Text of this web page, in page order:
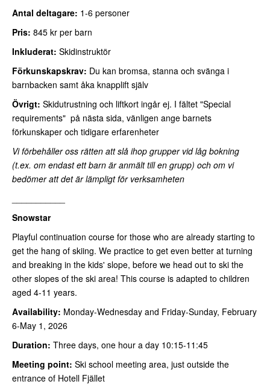
Antal deltagare: 1-6 personer
Pris: 845 kr per barn
Inkluderat: Skidinstruktör
Förkunskapskrav: Du kan bromsa, stanna och svänga i
barnbacken samt åka knapplift själv
Övrigt: Skidutrustning och liftkort ingår ej. I fältet "Special
requirements" på nästa sida, vänligen ange barnets
förkunskaper och tidigare erfarenheter
Vi förbehåller oss rätten att slå ihop grupper vid låg bokning
(t.ex. om endast ett barn är anmält till en grupp) och om vi
bedömer att det är lämpligt för verksamheten
Snowstar
Playful continuation course for those who are already starting to
get the hang of skiing. We practice to get even better at turning
and breaking in the kids' slope, before we head out to ski the
other slopes of the ski area! This course is adapted to children
aged 4-11 years.
Availability: Monday-Wednesday and Friday-Sunday, February
6-May 1, 2026
Duration: Three days, one hour a day 10:15-11:45
Meeting point: Ski school meeting area, just outside the
entrance of Hotell Fjället